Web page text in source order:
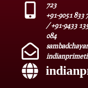
723
+91-9051 833
/ +91-9433
084